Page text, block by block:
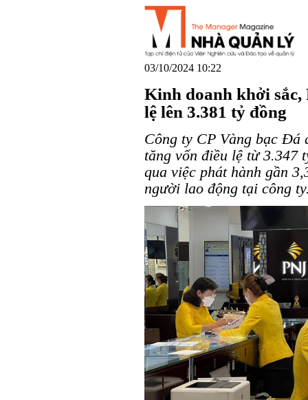
03/10/2024 10:22
Kinh doanh khởi sắc,
lệ lên 3.381 tỷ đồng
Công ty CP Vàng bạc Đá
tăng vốn điều lệ từ 3.347
qua việc phát hành gần
người lao động tại công